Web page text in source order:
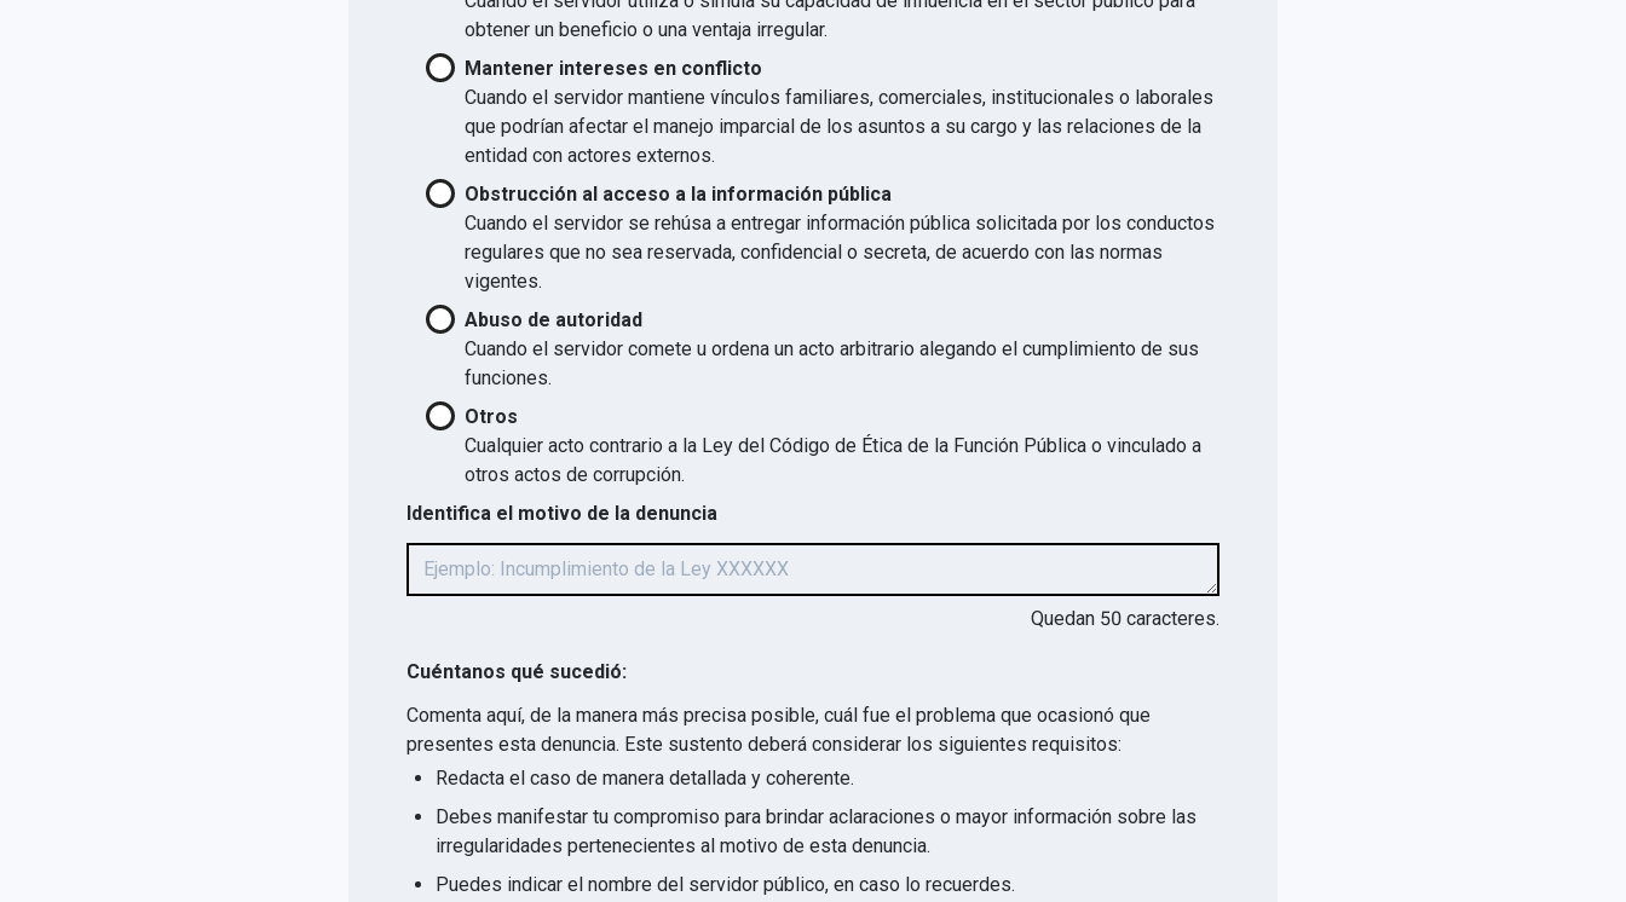
obtener un beneficio o una ventaja irregular.
Mantener intereses en conflicto
Cuando el servidor mantiene vínculos familiares, comerciales, institucionales o laborales
que podrían afectar el manejo imparcial de los asuntos a su cargo y las relaciones de la
entidad con actores externos.
Obstrucción al acceso a la información pública
Cuando el servidor se rehúsa a entregar información pública solicitada por los conductos
regulares que no sea reservada, confidencial o secreta, de acuerdo con las normas
vigentes.
Abuso de autoridad
Cuando el servidor comete u ordena un acto arbitrario alegando el cumplimiento de sus
funciones.
Otros
Cualquier acto contrario a la Ley del Código de Ética de la Función Pública o vinculado a
otros actos de corrupción.
Identifica el motivo de la denuncia
Quedan 50 caracteres.
Cuéntanos qué sucedió:
Comenta aquí, de la manera más precisa posible, cuál fue el problema que ocasionó que
presentes esta denuncia. Este sustento deberá considerar los siguientes requisitos:
Redacta el caso de manera detallada y coherente.
Debes manifestar tu compromiso para brindar aclaraciones o mayor información sobre las
irregularidades pertenecientes al motivo de esta denuncia.
Puedes indicar el nombre del servidor público, en caso lo recuerdes.